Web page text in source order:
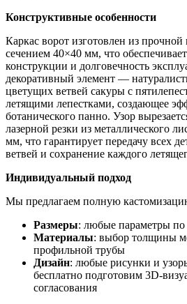
Конструктивные особенности
Каркас ворот изготовлен из
сечением 40×40 мм, что
конструкции и долговечность
декоративный элемент —
цветущих ветвей сакуры с
летящими лепестками, создающее
ботанического панно. Узор
лазерной резки из металлического
мм, что гарантирует передачу всех
ветвей и сохранение каждого
Индивидуальный подход
Мы предлагаем полную
Размеры: любые параметры
Материалы: выбор толщины
профильной трубы
Дизайн: любые рисунки и
бесплатно подготовим 3D-
согласования